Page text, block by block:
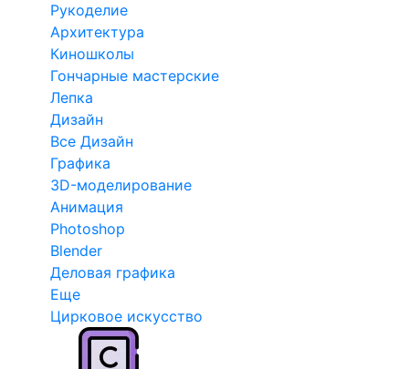
Рукоделие
Архитектура
Киношколы
Гончарные мастерские
Лепка
Дизайн
Все Дизайн
Графика
3D-моделирование
Анимация
Photoshop
Blender
Деловая графика
Еще
Цирковое искусство